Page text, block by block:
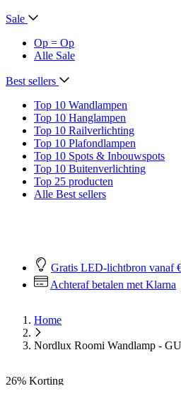
Sale
Op = Op
Alle Sale
Best sellers
Top 10 Wandlampen
Top 10 Hanglampen
Top 10 Railverlichting
Top 10 Plafondlampen
Top 10 Spots & Inbouwspots
Top 10 Buitenverlichting
Top 25 producten
Alle Best sellers
Gratis LED-lichtbron vanaf
Achteraf betalen met Klarna
Home
Nordlux Roomi Wandlamp -
26% Korting